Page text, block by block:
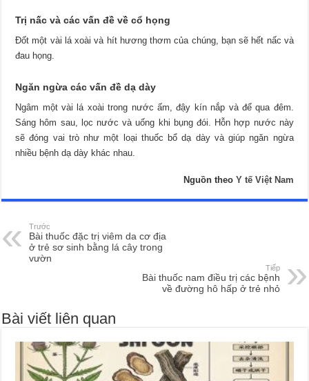
Trị nấc và các vấn đề về cổ họng
Đốt một vài lá xoài và hít hương thơm của chúng, bạn sẽ hết nấc và
đau họng.
Ngăn ngừa các vấn đề dạ dày
Ngâm một vài lá xoài trong nước ấm, đậy kín nắp và để qua đêm.
Sáng hôm sau, lọc nước và uống khi bụng đói. Hỗn hợp nước này
sẽ đóng vai trò như một loại thuốc bổ dạ dày và giúp ngăn ngừa
nhiều bệnh dạ dày khác nhau.
Nguồn theo Y tế Việt Nam
Trước
Bài thuốc đặc trị viêm da cơ địa
ở trẻ sơ sinh bằng lá cây trong
vườn
Tiếp
Bài thuốc nam điều trị các bệnh
về đường hô hấp ở trẻ nhỏ
Bài viết liên quan